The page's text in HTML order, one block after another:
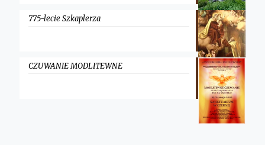
775-lecie Szkaplerza
CZUWANIE MODLITEWNE